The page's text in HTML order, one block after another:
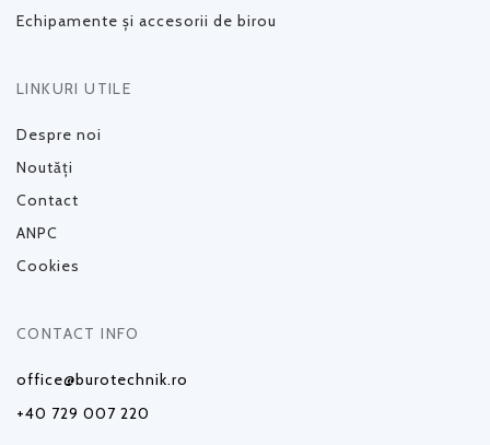
Echipamente și accesorii de birou
LINKURI UTILE
Despre noi
Noutăți
Contact
ANPC
Cookies
CONTACT INFO
office@burotechnik.ro
+40 729 007 220